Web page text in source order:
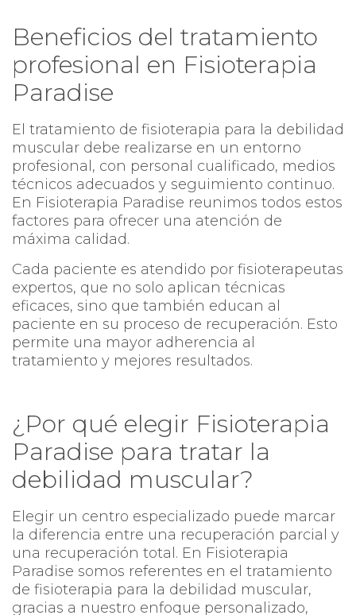
Beneficios del tratamiento
profesional en Fisioterapia
Paradise
El tratamiento de fisioterapia para la debilidad
muscular debe realizarse en un entorno
profesional, con personal cualificado, medios
técnicos adecuados y seguimiento continuo.
En Fisioterapia Paradise reunimos todos estos
factores para ofrecer una atención de
máxima calidad.
Cada paciente es atendido por fisioterapeutas
expertos, que no solo aplican técnicas
eficaces, sino que también educan al
paciente en su proceso de recuperación. Esto
permite una mayor adherencia al
tratamiento y mejores resultados.
¿Por qué elegir Fisioterapia
Paradise para tratar la
debilidad muscular?
Elegir un centro especializado puede marcar
la diferencia entre una recuperación parcial y
una recuperación total. En Fisioterapia
Paradise somos referentes en el tratamiento
de fisioterapia para la debilidad muscular,
gracias a nuestro enfoque personalizado,